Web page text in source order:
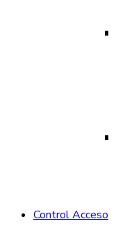
Control Acceso